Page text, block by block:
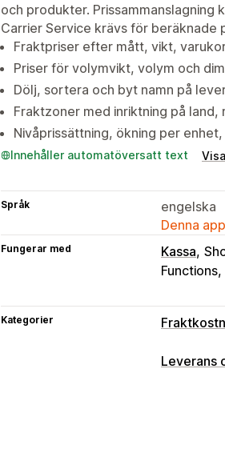
och produkter. Prissammanslagning
Carrier Service krävs för beräknade
Fraktpriser efter mått, vikt,
Priser för volymvikt, volym och
Dölj, sortera och byt namn på
Fraktzoner med inriktning på
Nivåprissättning, ökning per
Innehåller automatöversatt text
Språk
engelska
Denna
Fungerar med Kassa
Functions
Kategorier
Leverans